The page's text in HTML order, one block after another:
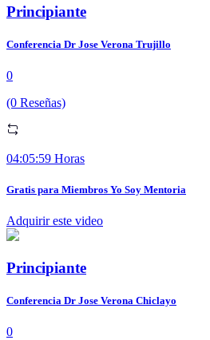
Principiante
Conferencia Dr Jose Verona Trujillo
0
(0 Reseñas)
04:05:59 Horas
Gratis para Miembros Yo Soy Mentoria
Adquirir este video
Principiante
Conferencia Dr Jose Verona Chiclayo
0